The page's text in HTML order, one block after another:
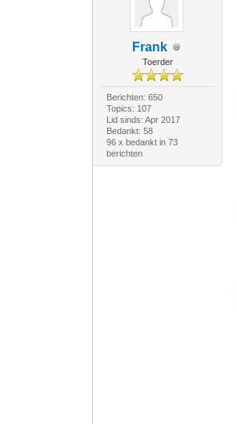
Frank
Toerder
Berichten: 650
Topics: 107
Lid sinds: Apr 2017
Bedankt: 58
96 x bedankt in 73
berichten